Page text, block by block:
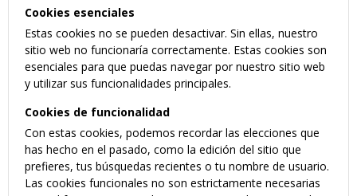
Cookies esenciales
Estas cookies no se pueden desactivar. Sin ellas, nuestro
sitio web no funcionaría correctamente. Estas cookies son
esenciales para que puedas navegar por nuestro sitio web
y utilizar sus funcionalidades principales.
Cookies de funcionalidad
Con estas cookies, podemos recordar las elecciones que
has hecho en el pasado, como la edición del sitio que
prefieres, tus búsquedas recientes o tu nombre de usuario.
Las cookies funcionales no son estrictamente necesarias